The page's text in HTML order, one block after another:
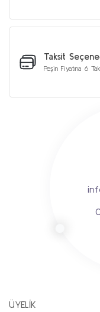
Taksit
Peşin Fiyatına 6
ÜYELİK